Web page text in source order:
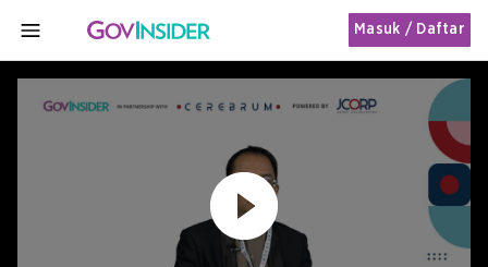
MENU
Masuk / Daftar